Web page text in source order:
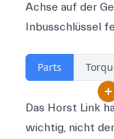
Achse auf der
Inbusschlüssel
Parts
Das Horst Link
wichtig, nicht